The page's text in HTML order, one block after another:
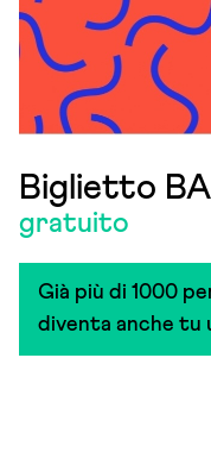
Biglietto
gratuito
Già più di 1000
diventa anche tu